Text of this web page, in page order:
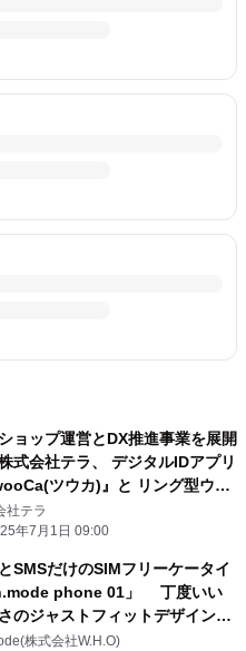
ョップ運営とDX推進事業を展開
式会社テラ、 デジタルIDアプリ
ツウカ)』と リング型ウェ
ルデバイス『TwooCa Ring』
実験を開始
社テラ
年7月1日 09:00
SMSだけのSIMフリーケータイ
phone 01」 丁度いい
のジャストフィットデザインで
日発売
株式会社W.H.O)